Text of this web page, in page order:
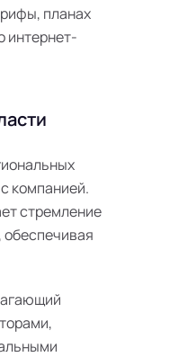
планах
интернет-
компанией.
стремление